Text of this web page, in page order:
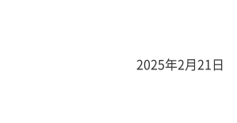
2025年2月21日